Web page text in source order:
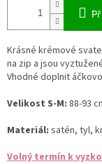
Krásné krémové
na zip a jsou
Vhodné doplnit
Velikost S-M: 88-93
Materiál: satén, tyl,
Volný termín k